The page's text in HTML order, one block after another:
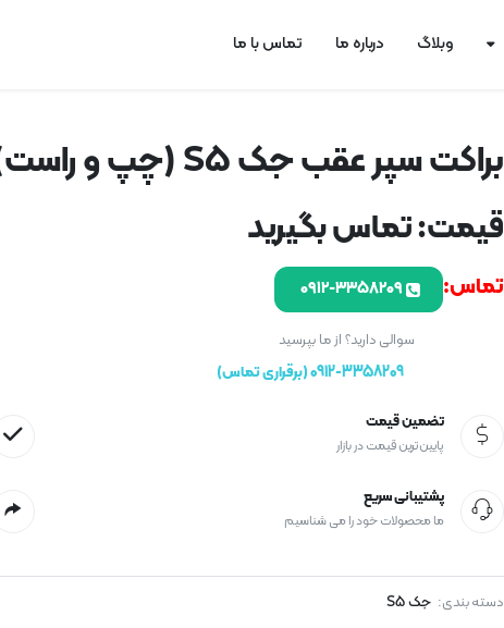
وبلاگ درباره ما تماس با ما
براکت سپر عقب جک S5 (چپ و راست)
قیمت: تماس بگیرید
تماس: ۰۹۱۲-۳۳۵۸۲۰۹
سوالی دارید؟ از ما بپرسید
0912-3358209 (برقراری تماس)
تضمین قیمت
پایین ترین قیمت در بازار
پشتیبانی سریع
ما محصولات خود را می شناسیم
دسته بندی: جک S5